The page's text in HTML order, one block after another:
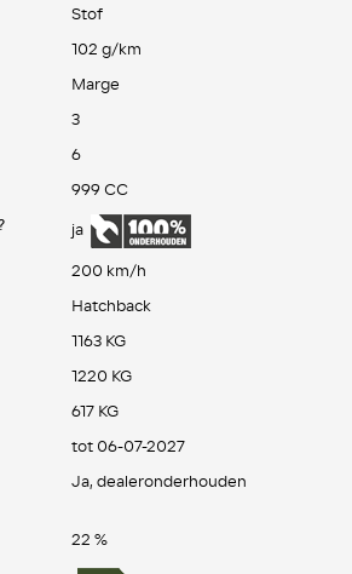
Stof
102 g/km
Marge
3
6
999 CC
ja
200 km/h
Hatchback
1163 KG
1220 KG
617 KG
tot 06-07-2027
Ja, dealeronderhouden
22 %